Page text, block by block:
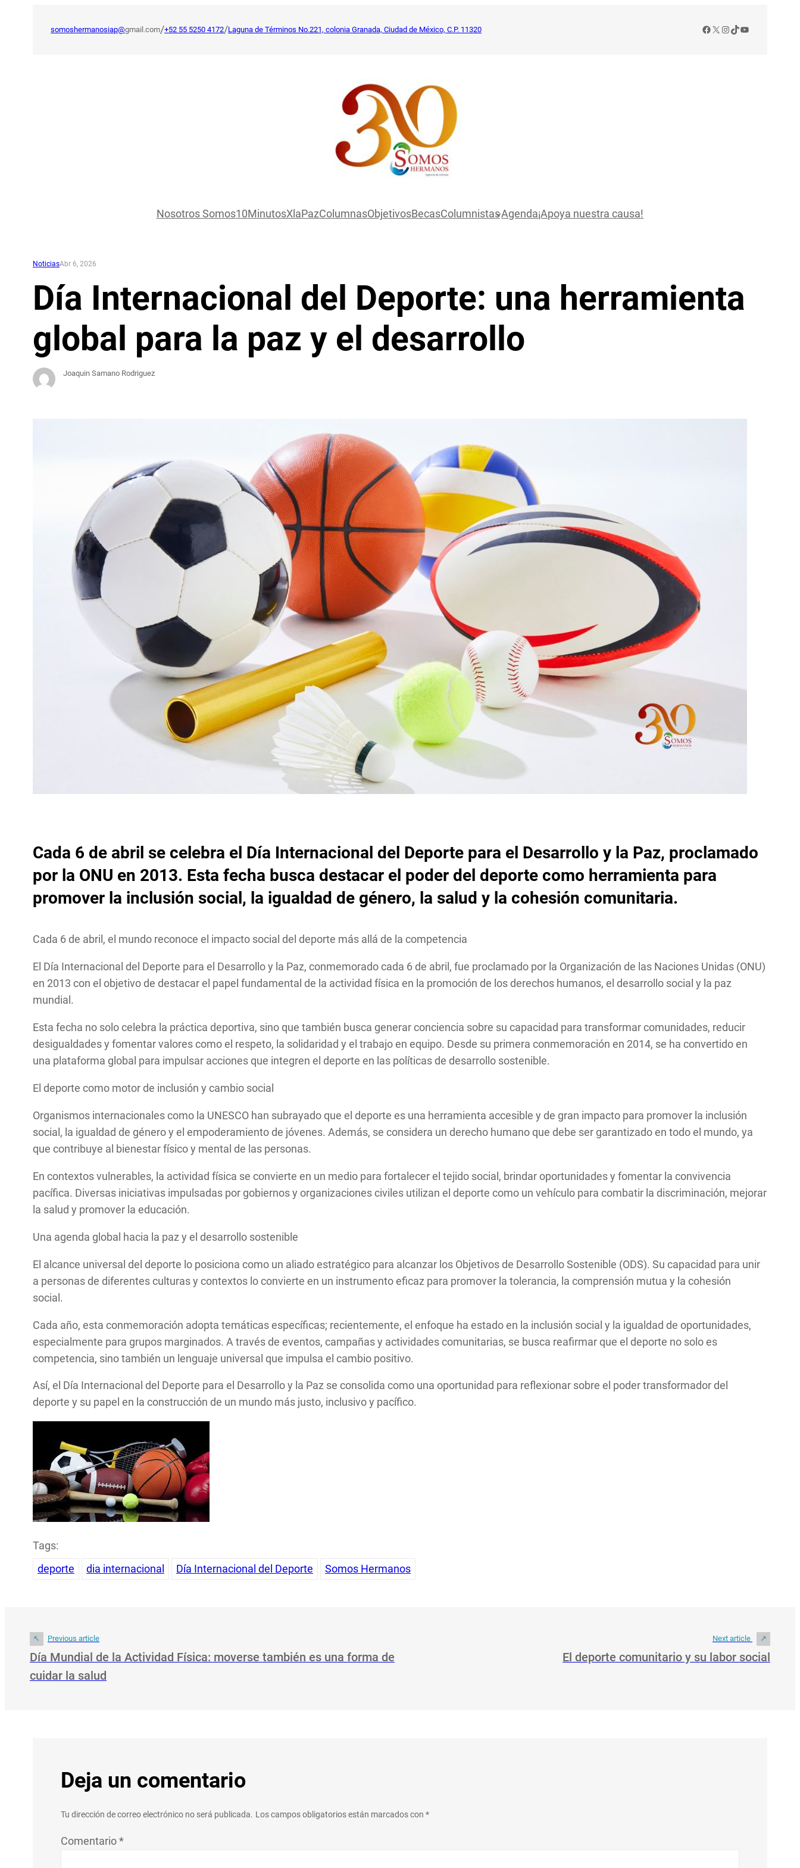
somoshermanosiap@gmail.com/+52 55 5250 4172/Laguna de Términos No.221, colonia Granada, Ciudad de México, C.P. 11320 Facebook
X Instagram
TikTok
YouTube
Nosotros Somos10MinutosXlaPazColumnasObjetivosBecasColumnistasAgenda¡Apoya nuestra causa!
NoticiasAbr 6, 2026
Día Internacional del Deporte: una herramienta
global para la paz y el desarrollo
Joaquin Samano Rodriguez
Cada 6 de abril se celebra el Día Internacional del Deporte para el Desarrollo y la Paz, proclamado
por la ONU en 2013. Esta fecha busca destacar el poder del deporte como herramienta para
promover la inclusión social, la igualdad de género, la salud y la cohesión comunitaria.
Cada 6 de abril, el mundo reconoce el impacto social del deporte más allá de la competencia
El Día Internacional del Deporte para el Desarrollo y la Paz, conmemorado cada 6 de abril, fue proclamado por la Organización de las Naciones Unidas (ONU)
en 2013 con el objetivo de destacar el papel fundamental de la actividad física en la promoción de los derechos humanos, el desarrollo social y la paz
mundial.
Esta fecha no solo celebra la práctica deportiva, sino que también busca generar conciencia sobre su capacidad para transformar comunidades, reducir
desigualdades y fomentar valores como el respeto, la solidaridad y el trabajo en equipo. Desde su primera conmemoración en 2014, se ha convertido en
una plataforma global para impulsar acciones que integren el deporte en las políticas de desarrollo sostenible.
El deporte como motor de inclusión y cambio social
Organismos internacionales como la UNESCO han subrayado que el deporte es una herramienta accesible y de gran impacto para promover la inclusión
social, la igualdad de género y el empoderamiento de jóvenes. Además, se considera un derecho humano que debe ser garantizado en todo el mundo, ya
que contribuye al bienestar físico y mental de las personas.
En contextos vulnerables, la actividad física se convierte en un medio para fortalecer el tejido social, brindar oportunidades y fomentar la convivencia
pacífica. Diversas iniciativas impulsadas por gobiernos y organizaciones civiles utilizan el deporte como un vehículo para combatir la discriminación, mejorar
la salud y promover la educación.
Una agenda global hacia la paz y el desarrollo sostenible
El alcance universal del deporte lo posiciona como un aliado estratégico para alcanzar los Objetivos de Desarrollo Sostenible (ODS). Su capacidad para unir
a personas de diferentes culturas y contextos lo convierte en un instrumento eficaz para promover la tolerancia, la comprensión mutua y la cohesión
social.
Cada año, esta conmemoración adopta temáticas específicas; recientemente, el enfoque ha estado en la inclusión social y la igualdad de oportunidades,
especialmente para grupos marginados. A través de eventos, campañas y actividades comunitarias, se busca reafirmar que el deporte no solo es
competencia, sino también un lenguaje universal que impulsa el cambio positivo.
Así, el Día Internacional del Deporte para el Desarrollo y la Paz se consolida como una oportunidad para reflexionar sobre el poder transformador del
deporte y su papel en la construcción de un mundo más justo, inclusivo y pacífico.
Tags:
deporte
dia internacional Día Internacional del Deporte Somos Hermanos
Previous article
Día Mundial de la Actividad Física: moverse también es una forma de
cuidar la salud
Next article
El deporte comunitario y su labor social
Deja un comentario
Tu dirección de correo electrónico no será publicada. Los campos obligatorios están marcados con*
Comentario*